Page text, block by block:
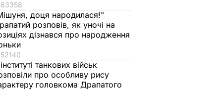
63358
доця народилася!"
розповів, як уночі на
дізнався про народження
52140
танкових військ
про особливу рису
головкома Драпатого